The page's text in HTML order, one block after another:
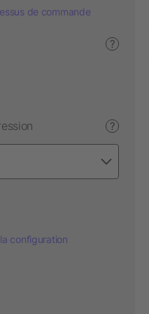
de commande
?
?
configuration